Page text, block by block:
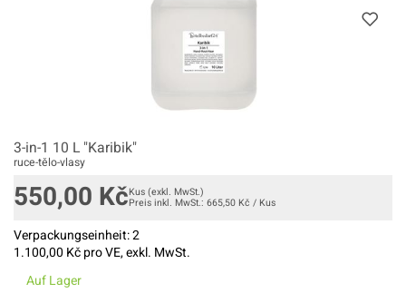
3-in-1 10 L "Karibik"
ruce-tělo-vlasy
550,00 KčKus (exkl. MwSt.)
Preis inkl. MwSt.: 665,50 Kč / Kus
Verpackungseinheit:2
1.100,00 Kč pro VE, exkl. MwSt.
Auf Lager